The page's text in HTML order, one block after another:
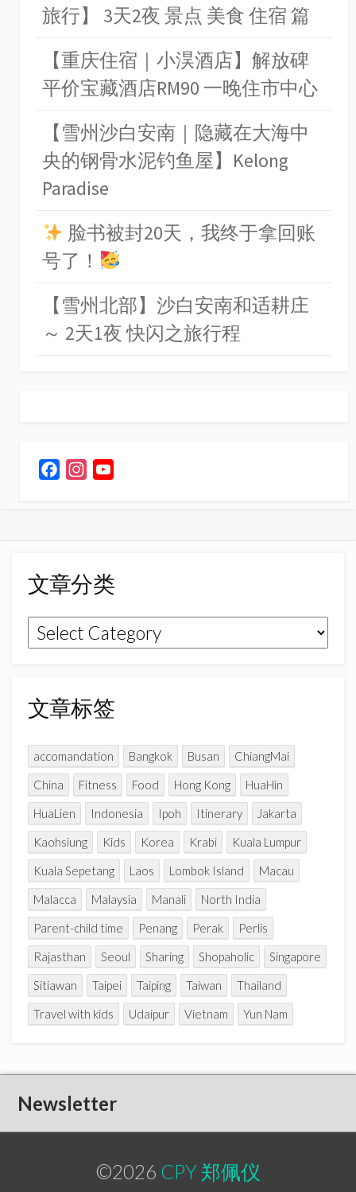
旅行】 3天2夜 景点 美食 住宿 篇
【重庆住宿｜小淏酒店】解放碑
平价宝藏酒店RM90 一晚住市中心
【雪州沙白安南｜隐藏在大海中
央的钢骨水泥钓鱼屋】Kelong
Paradise
脸书被封20天，我终于拿回账
号了！
【雪州北部】沙白安南和适耕庄
～ 2天1夜 快闪之旅行程
o
o
k
r
a
m
e
C
h
文章分类
文
章
类
文章标签
accomandation Bangkok Busan
ChiangMai
China
Fitness Food Hong Kong
HuaHin
HuaLien
Indonesia Ipoh Itinerary
Jakarta
Kaohsiung
Kids Korea Krabi
Kuala Lumpur
Kuala Sepetang
Laos Lombok Island
Macau
Malacca
Malaysia Manali
North India
Parent-child time
Penang Perak
Perlis
Rajasthan
Seoul Sharing Shopaholic
Singapore
Sitiawan
Taipei Taiping Taiwan
Thailand
Travel with kids
Udaipur Vietnam Yun Nam
Newsletter
©2026 CPY 郑佩仪